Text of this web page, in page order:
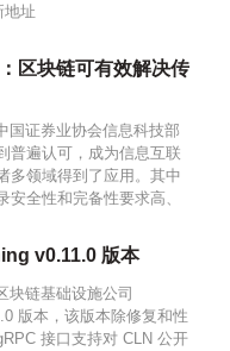
地址
区块链可有效解决传
国证券业协会信息科技部
普遍认可，成为信息互联
多领域得到了应用。其中
全性和完备性要求高、
v0.11.0 版本
块链基础设施公司
版本，该版本除修复和性
接口支持对 CLN 公开